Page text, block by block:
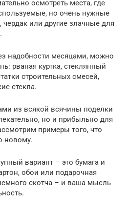
осмотреть места, где
но очень нужные
чердак или другие злачные для
надобности месяцами, можно
рваная куртка, стеклянный
строительных смесей,
стекла.
из всякой всячины поделки
но и прибыльно для
примеры того, что
новому.
вариант – это бумага и
обои или подарочная
скотча – и ваша мысль